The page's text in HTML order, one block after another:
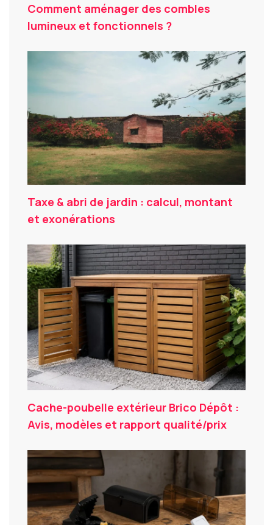
Comment aménager des combles
lumineux et fonctionnels ?
Taxe & abri de jardin : calcul, montant
et exonérations
Cache-poubelle extérieur Brico Dépôt :
Avis, modèles et rapport qualité/prix